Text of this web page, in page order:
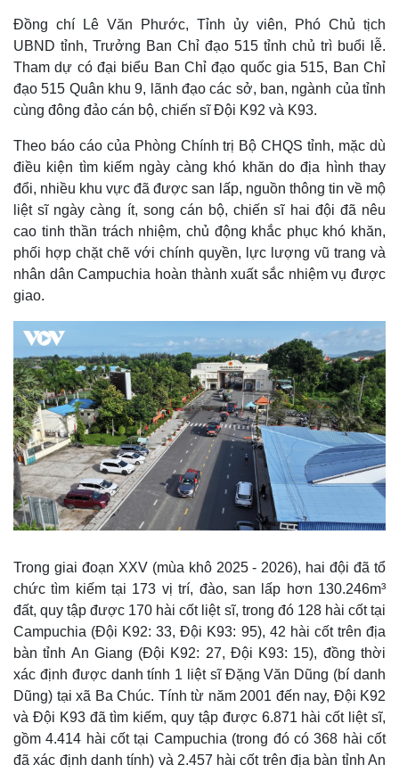
Thế giới
Quan sát
Cuộc sống đó đây
Hồ sơ
Multimedia
Video
Ảnh
E-Magazine
Infographic
Đồng chí Lê Văn Phước, Tỉnh ủy viên, Phó Chủ tịch
UBND tỉnh, Trưởng Ban Chỉ đạo 515 tỉnh chủ trì buổi lễ.
Tham dự có đại biểu Ban Chỉ đạo quốc gia 515, Ban Chỉ
đạo 515 Quân khu 9, lãnh đạo các sở, ban, ngành của tỉnh
cùng đông đảo cán bộ, chiến sĩ Đội K92 và K93.
Theo báo cáo của Phòng Chính trị Bộ CHQS tỉnh, mặc dù
điều kiện tìm kiếm ngày càng khó khăn do địa hình thay
đổi, nhiều khu vực đã được san lấp, nguồn thông tin về mộ
liệt sĩ ngày càng ít, song cán bộ, chiến sĩ hai đội đã nêu
cao tinh thần trách nhiệm, chủ động khắc phục khó khăn,
phối hợp chặt chẽ với chính quyền, lực lượng vũ trang và
nhân dân Campuchia hoàn thành xuất sắc nhiệm vụ được
giao.
Trong giai đoạn XXV (mùa khô 2025 - 2026), hai đội đã tổ
chức tìm kiếm tại 173 vị trí, đào, san lấp hơn 130.246m³
đất, quy tập được 170 hài cốt liệt sĩ, trong đó 128 hài cốt tại
Campuchia (Đội K92: 33, Đội K93: 95), 42 hài cốt trên địa
bàn tỉnh An Giang (Đội K92: 27, Đội K93: 15), đồng thời
xác định được danh tính 1 liệt sĩ Đặng Văn Dũng (bí danh
Dũng) tại xã Ba Chúc. Tính từ năm 2001 đến nay, Đội K92
và Đội K93 đã tìm kiếm, quy tập được 6.871 hài cốt liệt sĩ,
gồm 4.414 hài cốt tại Campuchia (trong đó có 368 hài cốt
đã xác định danh tính) và 2.457 hài cốt trên địa bàn tỉnh An